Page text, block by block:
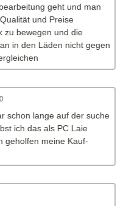
geht und man
und Preise
zu bewegen und die
in den Läden nicht gegen
schon lange auf der suche
ich das als PC Laie
geholfen meine Kauf-